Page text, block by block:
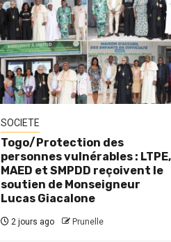
SOCIETE
Togo/Protection des
personnes vulnérables : LTPE,
MAED et SMPDD reçoivent le
soutien de Monseigneur
Lucas Giacalone
2 jours ago Prunelle